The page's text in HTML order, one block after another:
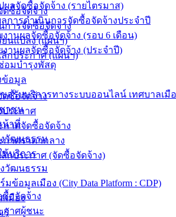
ผลจัดซื้อจัดจ้าง (รายไตรมาส)
การดำเนินการจัดซื้อจัดจ้างประจำปี
งานผลจัดซื้อจัดจ้าง (รอบ 6 เดือน)
งานผลจัดซื้อจัดจ้าง (ประจำปี)
อมบำรุงพัสดุ
ข้อมูล
ขอรับบริการทางระบบออนไลน์ เทศบาลเมื
าชน
น้าที่
วัฒนธรรม
ห้บริการ
วัฒนธรรม
ข้อมูลเมือง (City Data Platform : CDP)
เมือง
รู้
ดซื้อจัดจ้าง
การจัดซื้อจัดจ้าง
ยนแปลง (แผนฯ)
ลิกประกาศ (แผนฯ)
ดซื้อจัดจ้าง
ประกาศ
กาศจัดซื้อจัดจ้าง
กาศราคากลาง
ลิกประกาศ (จัดซื้อจัดจ้าง)
อจัดจ้าง
กาศผู้ชนะ